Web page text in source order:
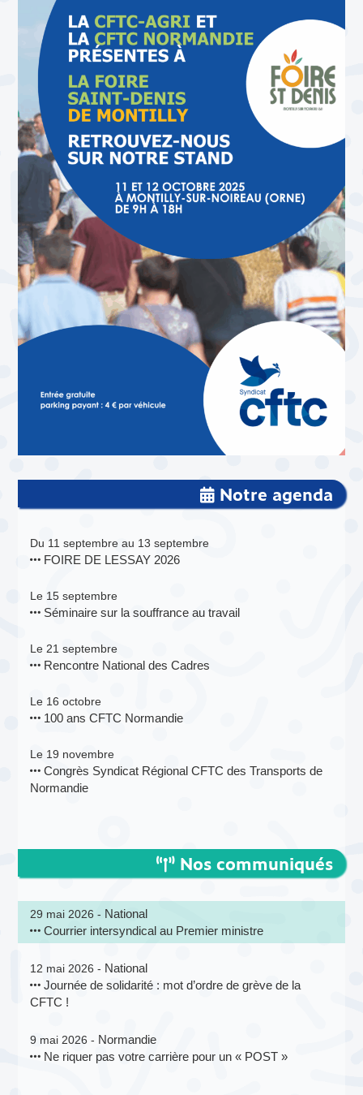
Notre agenda
Du 11 septembre au 13 septembre
FOIRE DE LESSAY 2026
Le 15 septembre
Séminaire sur la souffrance au travail
Le 21 septembre
Rencontre National des Cadres
Le 16 octobre
100 ans CFTC Normandie
Le 19 novembre
Congrès Syndicat Régional CFTC des Transports de
Normandie
Nos communiqués
29 mai 2026 - National
Courrier intersyndical au Premier ministre
12 mai 2026 - National
Journée de solidarité : mot d’ordre de grève de la
CFTC !
9 mai 2026 - Normandie
Ne riquer pas votre carrière pour un « POST »